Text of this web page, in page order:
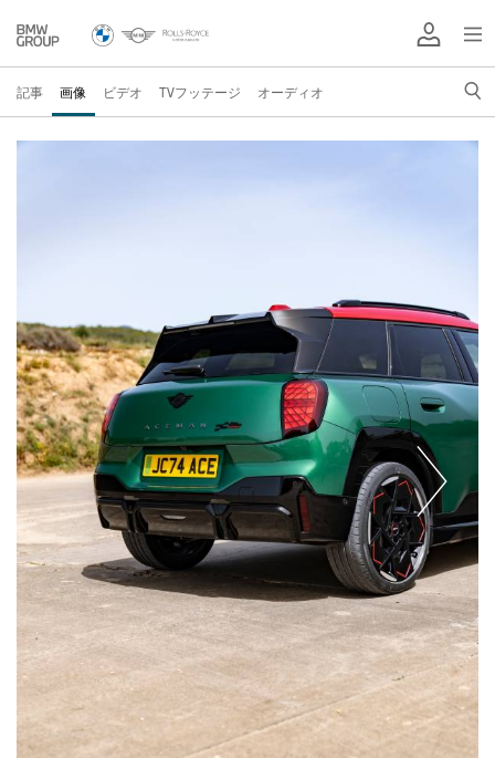
記事 画像 ビデオ TVフッテージ オーディオ